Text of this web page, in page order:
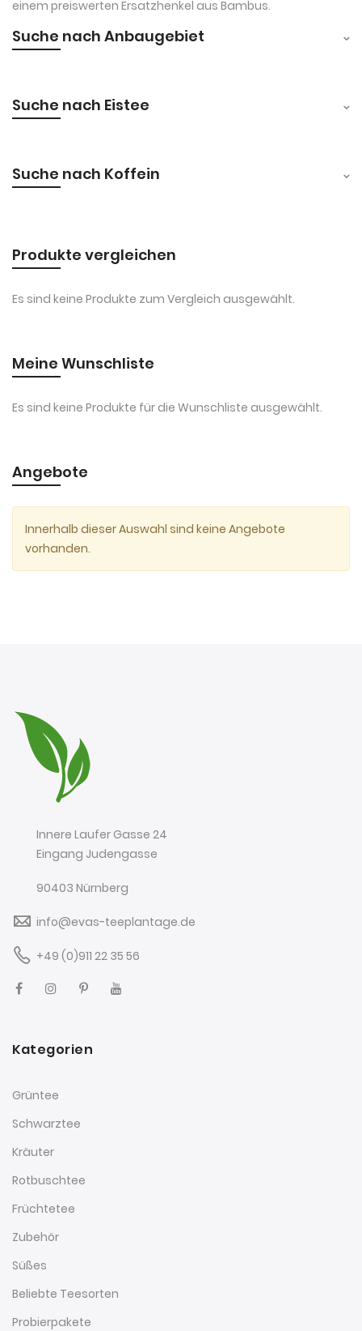
einem preiswerten Ersatzhenkel aus Bambus.
Suche nach Anbaugebiet
Suche nach Eistee
Suche nach Koffein
Produkte vergleichen
Es sind keine Produkte zum Vergleich ausgewählt.
Meine Wunschliste
Es sind keine Produkte für die Wunschliste ausgewählt.
Angebote
Innerhalb dieser Auswahl sind keine Angebote
vorhanden.
Innere Laufer Gasse 24
Eingang Judengasse
90403 Nürnberg
info@evas-teeplantage.de
+49 (0)911 22 35 56
Kategorien
Grüntee
Schwarztee
Kräuter
Rotbuschtee
Früchtetee
Zubehör
Süßes
Beliebte Teesorten
Probierpakete